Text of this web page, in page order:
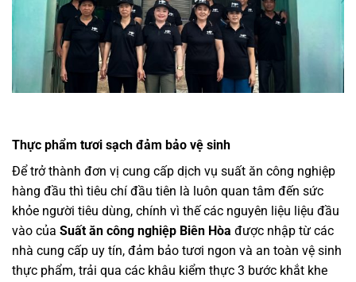
Thực phẩm tươi sạch đảm bảo vệ sinh
Để trở thành đơn vị cung cấp dịch vụ suất ăn công nghiệp
hàng đầu thì tiêu chí đầu tiên là luôn quan tâm đến sức
khỏe người tiêu dùng, chính vì thế các nguyên liệu liệu đầu
vào của Suất ăn công nghiệp Biên Hòa được nhập từ các
nhà cung cấp uy tín, đảm bảo tươi ngon và an toàn vệ sinh
thực phẩm, trải qua các khâu kiểm thực 3 bước khắt khe